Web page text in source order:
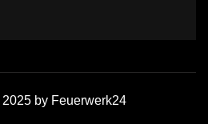
by Feuerwerk24